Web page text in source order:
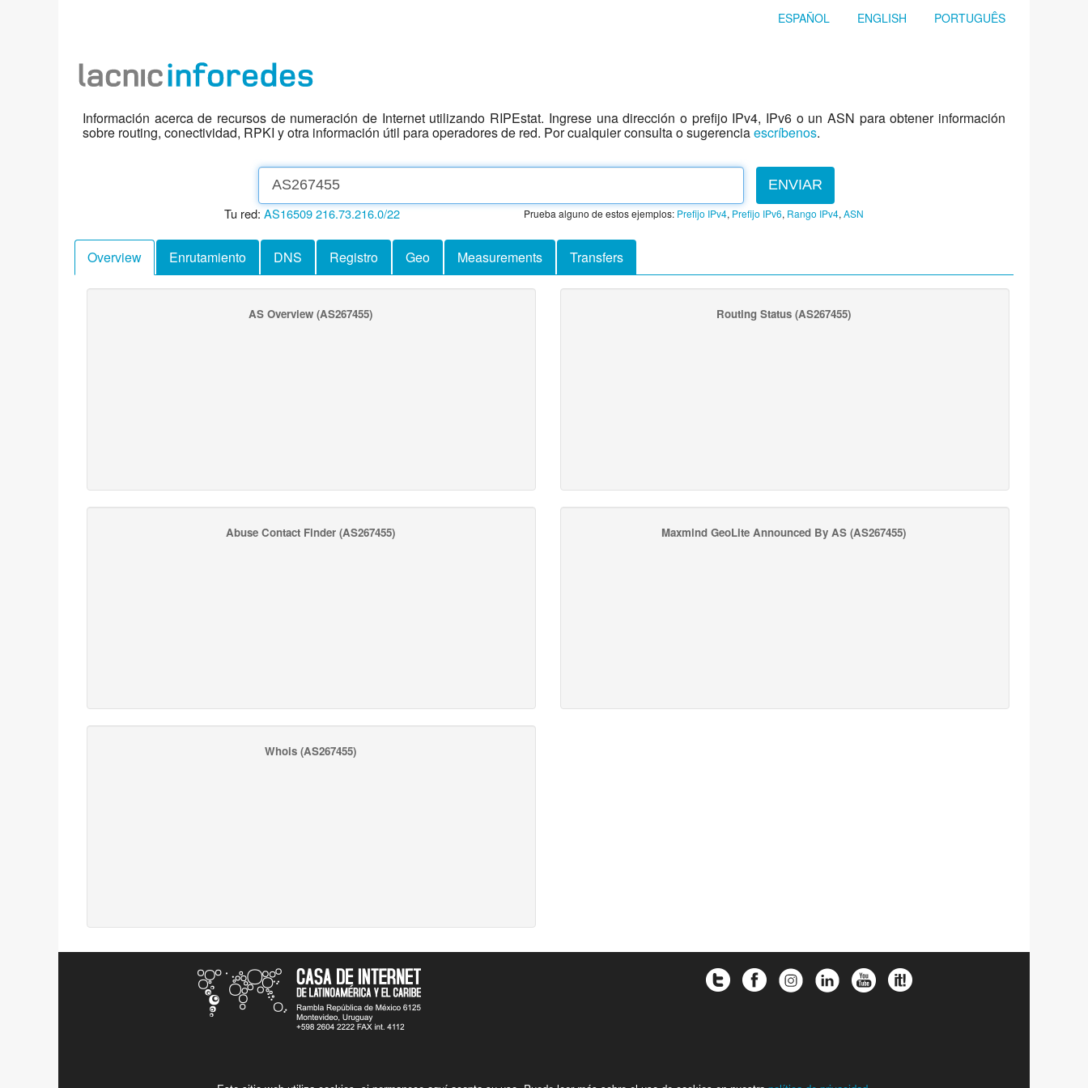
ESPAÑOL ENGLISH PORTUGUÊS
Información acerca de recursos de numeración de Internet utilizando RIPEstat. Ingrese una dirección o prefijo IPv4, IPv6 o un ASN para obtener información
sobre routing, conectividad, RPKI y otra información útil para operadores de red. Por cualquier consulta o sugerenciaescríbenos.
ENVIAR
Tu red: AS16509216.73.216.0/22 Prueba alguno de estos ejemplos: Prefijo IPv4, Prefijo IPv6, Rango IPv4, ASN
Overview Enrutamiento DNS Registro Geo Measurements Transfers
AS Overview(AS267455) Routing Status (AS267455)
Abuse Contact Finder(AS267455) Maxmind GeoLite Announced By AS (AS267455)
Whois(AS267455)